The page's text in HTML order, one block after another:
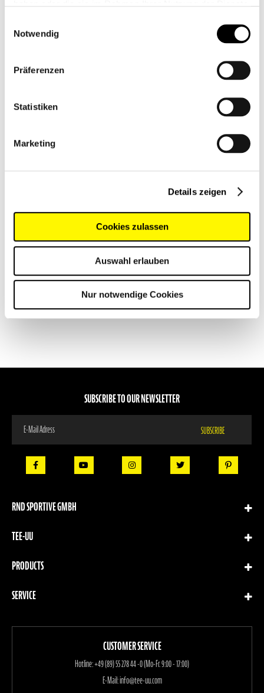
Notwendig
Präferenzen
Statistiken
Marketing
Details zeigen
Cookies zulassen
Auswahl erlauben
Nur notwendige Cookies
Fixation Straps (2 pieces)
€2.50
VIEW PRODUCT
Elastic cord with carabiners
for use in TEE-UU holsters and
rope bags
The elastic cord for securing of
equipment against loss
VIEW PRODUCT
SUBSCRIBE TO OUR NEWSLETTER
for
Newsletter:
SUBSCRIBE
RND SPORTIVE GMBH
TEE-UU
PRODUCTS
SERVICE
CUSTOMER SERVICE
Hotline:+49 (89) 55 278 44 -0 (Mo-Fr. 9:00 - 17:00)
E-Mail:info@tee-uu.com